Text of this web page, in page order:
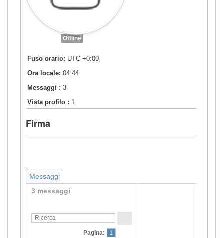
Offline
Fuso orario: UTC +0:00
Ora locale: 04:44
Messaggi : 3
Vista profilo : 1
Firma
Messaggi
3 messaggi
Pagina: 1